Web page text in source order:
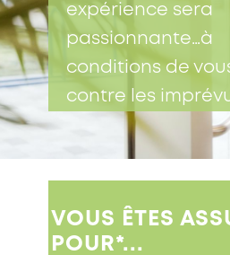
expérience sera
passionnante…à
conditions de
contre les
VOUS ÊTES
POUR*...